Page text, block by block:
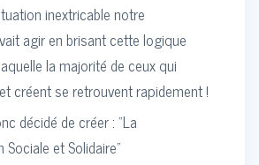
inextricable notre
agir en brisant cette logique
la majorité de ceux qui
créent se retrouvent rapidement !
décidé de créer : "La
et Solidaire"